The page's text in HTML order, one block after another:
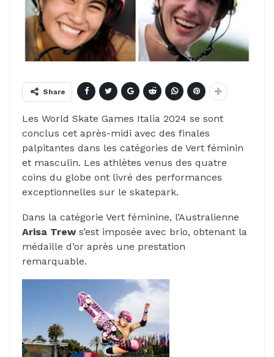
Share
Les World Skate Games Italia 2024 se sont
conclus cet après-midi avec des finales
palpitantes dans les catégories de Vert féminin
et masculin. Les athlètes venus des quatre
coins du globe ont livré des performances
exceptionnelles sur le skatepark.
Dans la catégorie Vert féminine, l’Australienne
Arisa Trews’est imposée avec brio, obtenant la
médaille d’or après une prestation
remarquable.